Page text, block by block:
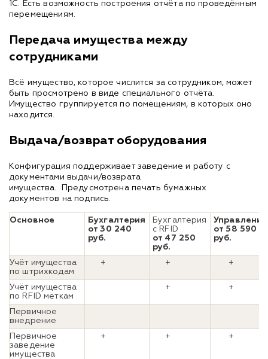
1С. Есть возможность построения отчёта по проведённым
перемещениям.
Передача имущества между
сотрудниками
Всё имущество, которое числится за сотрудником, может
быть просмотрено в виде специального отчёта.
Имущество группируется по помещениям, в которых оно
находится.
Выдача/возврат оборудования
Конфигурация поддерживает заведение и работу с
документами выдачи/возврата
имущества. Предусмотрена печать бумажных
документов на подпись.
Основное
Бухгалтерия
от 30 240
руб.
Бухгалтерия
с RFID
от 47 250
руб.
Управление
от 58 590
руб.
Учёт имущества
по штрихкодам
+ + +
Учёт имущества
по RFID меткам
+ +
Первичное
внедрение
Первичное
заведение
имущества
+ + +